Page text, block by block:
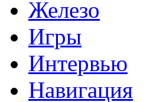
Железо
Игры
Интервью
Навигация